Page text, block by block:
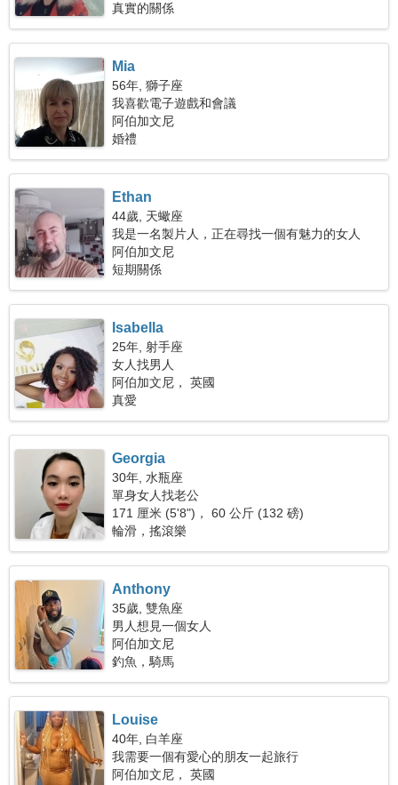
真實的關係
Mia
56年, 獅子座
我喜歡電子遊戲和會議
阿伯加文尼
婚禮
Ethan
44歲, 天蠍座
我是一名製片人，正在尋找一個有魅力的女人
阿伯加文尼
短期關係
Isabella
25年, 射手座
女人找男人
阿伯加文尼， 英國
真愛
Georgia
30年, 水瓶座
單身女人找老公
171 厘米 (5'8")， 60 公斤 (132 磅)
輪滑，搖滾樂
Anthony
35歲, 雙魚座
男人想見一個女人
阿伯加文尼
釣魚，騎馬
Louise
40年, 白羊座
我需要一個有愛心的朋友一起旅行
阿伯加文尼， 英國